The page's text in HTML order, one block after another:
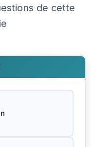
de cette